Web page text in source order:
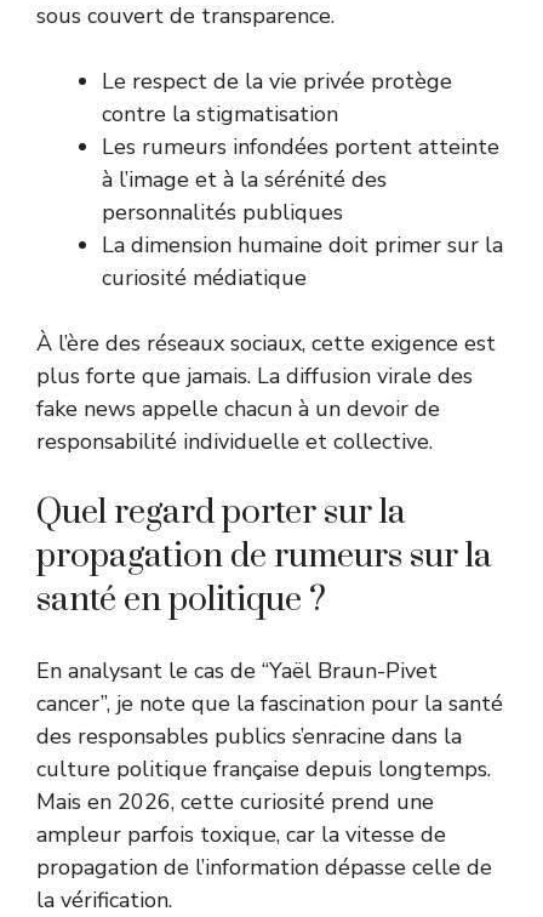
sous couvert de transparence.
Le respect de la vie privée protège
contre la stigmatisation
Les rumeurs infondées portent atteinte
à l’image et à la sérénité des
personnalités publiques
La dimension humaine doit primer sur la
curiosité médiatique
À l’ère des réseaux sociaux, cette exigence est
plus forte que jamais. La diffusion virale des
fake news appelle chacun à un devoir de
responsabilité individuelle et collective.
Quel regard porter sur la
propagation de rumeurs sur la
santé en politique ?
En analysant le cas de “Yaël Braun-Pivet
cancer”, je note que la fascination pour la santé
des responsables publics s’enracine dans la
culture politique française depuis longtemps.
Mais en 2026, cette curiosité prend une
ampleur parfois toxique, car la vitesse de
propagation de l’information dépasse celle de
la vérification.